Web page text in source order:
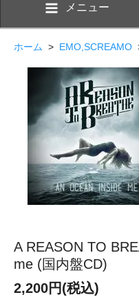
メニュー
ホーム > EMO,SCREAMO
A REASON TO
me (国内盤CD)
2,200円(税込)